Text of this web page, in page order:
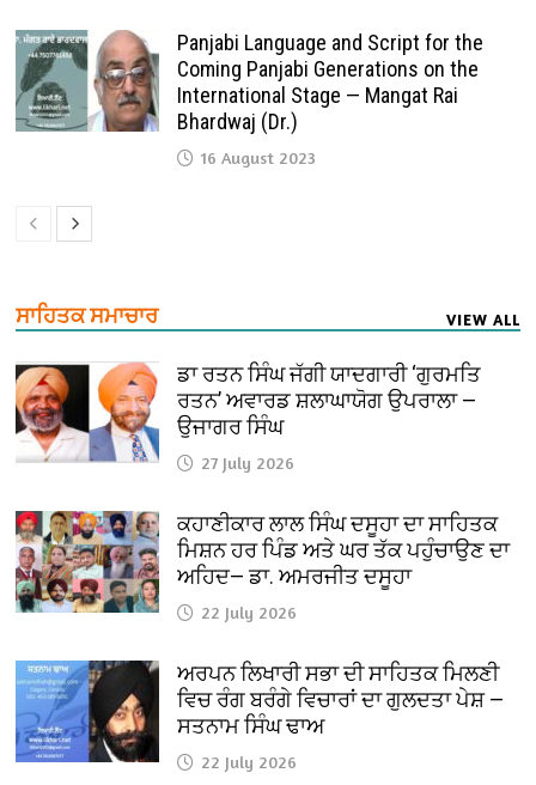
Panjabi Language and Script for the
Coming Panjabi Generations on the
International Stage — Mangat Rai
Bhardwaj (Dr.)
16 August 2023
ਸਾਹਿਤਕ ਸਮਾਚਾਰ VIEW ALL
ਡਾ ਰਤਨ ਸਿੰਘ ਜੱਗੀ ਯਾਦਗਾਰੀ ‘ਗੁਰਮਤਿ
ਰਤਨ’ ਅਵਾਰਡ ਸ਼ਲਾਘਾਯੋਗ ਉਪਰਾਲਾ —
ਉਜਾਗਰ ਸਿੰਘ
27 July 2026
ਕਹਾਣੀਕਾਰ ਲਾਲ ਸਿੰਘ ਦਸੂਹਾ ਦਾ ਸਾਹਿਤਕ
ਮਿਸ਼ਨ ਹਰ ਪਿੰਡ ਅਤੇ ਘਰ ਤੱਕ ਪਹੁੰਚਾਉਣ ਦਾ
ਅਹਿਦ— ਡਾ. ਅਮਰਜੀਤ ਦਸੂਹਾ
22 July 2026
ਅਰਪਨ ਲਿਖਾਰੀ ਸਭਾ ਦੀ ਸਾਹਿਤਕ ਮਿਲਣੀ
ਵਿਚ ਰੰਗ ਬਰੰਗੇ ਵਿਚਾਰਾਂ ਦਾ ਗੁਲਦਤਾ ਪੇਸ਼ —
ਸਤਨਾਮ ਸਿੰਘ ਢਾਅ
22 July 2026